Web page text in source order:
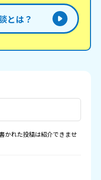
とは？
かれた投稿は紹介できませ